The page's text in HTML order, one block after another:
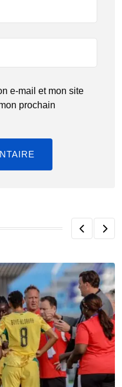
e-mail et mon site
prochain